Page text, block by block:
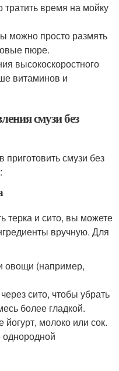
время на мойку
можно просто размять
пюре.
высокоскоростного
витаминов и
смузи без
приготовить смузи без
терка и сито, вы можете
вручную. Для
овощи (например,
сито, чтобы убрать
более гладкой.
молоко или сок.